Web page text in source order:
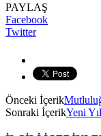
PAYLAŞ
Facebook
Twitter
Önceki İçerik
Sonraki İçerikYeni